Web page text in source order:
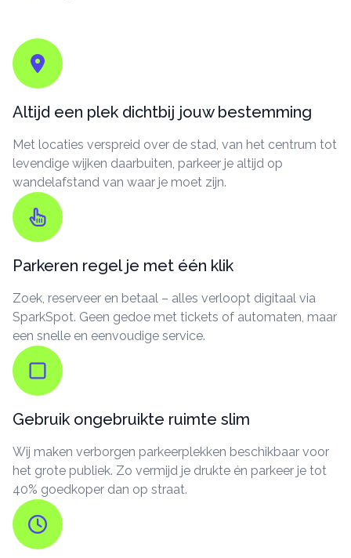
Altijd een plek dichtbij jouw bestemming
Met locaties verspreid over de stad, van het centrum tot
levendige wijken daarbuiten, parkeer je altijd op
wandelafstand van waar je moet zijn.
Parkeren regel je met één klik
Zoek, reserveer en betaal – alles verloopt digitaal via
SparkSpot. Geen gedoe met tickets of automaten, maar
een snelle en eenvoudige service.
Gebruik ongebruikte ruimte slim
Wij maken verborgen parkeerplekken beschikbaar voor
het grote publiek. Zo vermijd je drukte én parkeer je tot
40% goedkoper dan op straat.